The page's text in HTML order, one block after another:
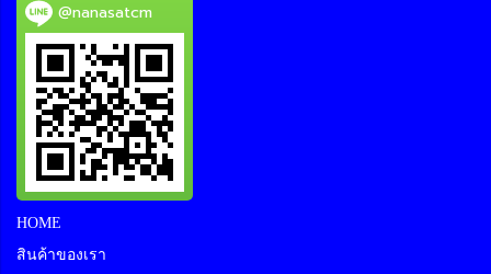
@nanasatcm
HOME
สินค้าของเรา